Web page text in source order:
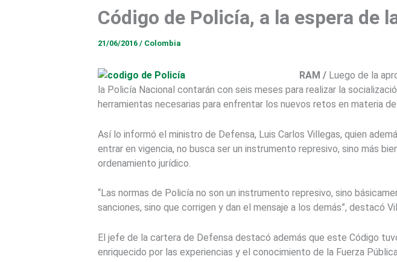
Código de Policía, a la espera de
21/06/2016 / Colombia
RAM / Luego de la
la Policía Nacional contarán con seis meses para realizar la
herramientas necesarias para enfrentar los nuevos retos en materia
Así lo informó el ministro de Defensa, Luis Carlos Villegas, quien
entrar en vigencia, no busca ser un instrumento represivo, sino más
ordenamiento jurídico.
“Las normas de Policía no son un instrumento represivo, sino
sanciones, sino que corrigen y dan el mensaje a los demás”, destacó
El jefe de la cartera de Defensa destacó además que este Código
enriquecido por las experiencias y el conocimiento de la Fuerza